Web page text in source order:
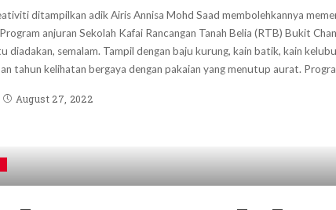
ditampilkan adik Airis Annisa Mohd Saad membolehkannya
anjuran Sekolah Kafai Rancangan Tanah Belia (RTB) Bukit
diadakan, semalam. Tampil dengan baju kurung, kain batik, kain
tahun kelihatan bergaya dengan pakaian yang menutup aurat.
August 27, 2022